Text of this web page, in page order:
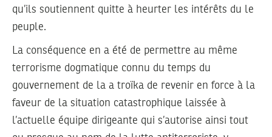
qu’ils soutiennent quitte à heurter les intérêts du le
peuple.
La conséquence en a été de permettre au même
terrorisme dogmatique connu du temps du
gouvernement de la a troïka de revenir en force à la
faveur de la situation catastrophique laissée à
l’actuelle équipe dirigeante qui s’autorise ainsi tout